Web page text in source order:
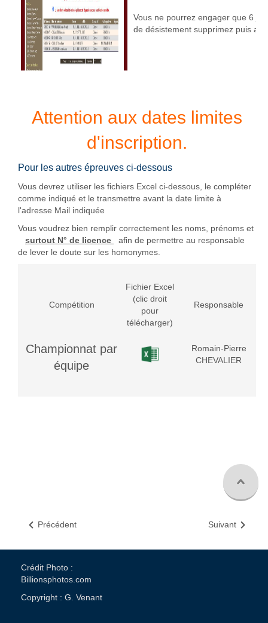
Vous ne pourrez engager que 6
de désistement supprimez puis
Attention aux dates limites
d'inscription.
Pour les autres épreuves ci-dessous
Vous devrez utiliser les fichiers Excel ci-dessous, le compléter
comme indiqué et le transmettre avant la date limite à
l'adresse Mail indiquée
Vous voudrez bien remplir correctement les noms, prénoms et
surtout N° de licence
afin de permettre au responsable
de lever le doute sur les homonymes.
Compétition
Fichier Excel
(clic droit
pour
télécharger)
Responsable
Championnat par
équipe
Romain-Pierre
CHEVALIER
Précédent Suivant
Crédit Photo :
Billionsphotos.com
Copyright : G. Venant